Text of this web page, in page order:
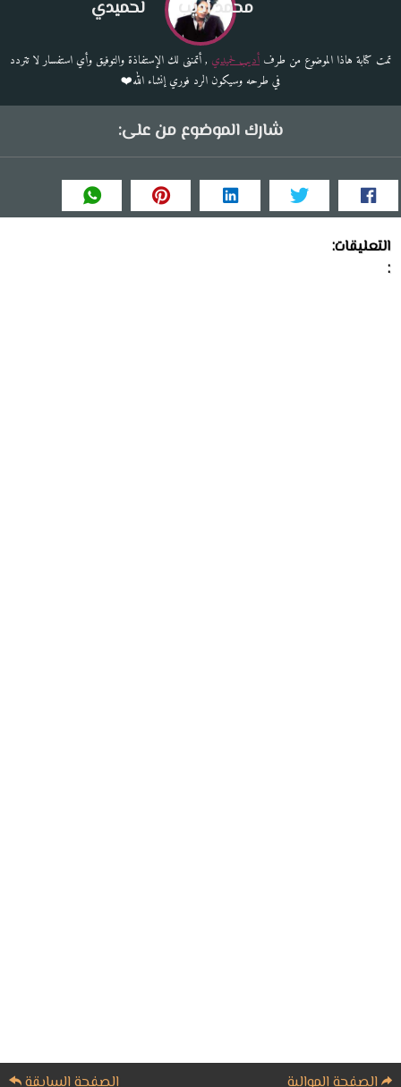
محمد أديب لحميدي
تمت كتابة هاذا الموضوع من طرف أديب لحميدي , أتمننى لك الإستفاذة والتوفيق وأي استفسار لا تتردد
في طرحه وسيكون الرد فوري إنشاء الله❤️
شارك الموضوع من على:
التعليقات:
: